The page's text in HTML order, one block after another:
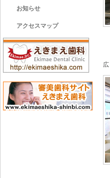
お知らせ
アクセスマップ